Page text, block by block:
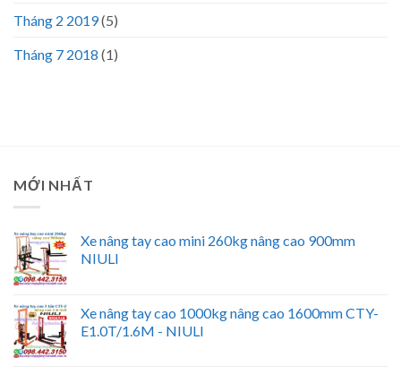
Tháng 2 2019(5)
Tháng 7 2018 (1)
MỚI NHẤT
Xe nâng tay cao mini 260kg nâng cao 900mm
NIULI
Xe nâng tay cao 1000kg nâng cao 1600mm CTY-
E1.0T/1.6M - NIULI